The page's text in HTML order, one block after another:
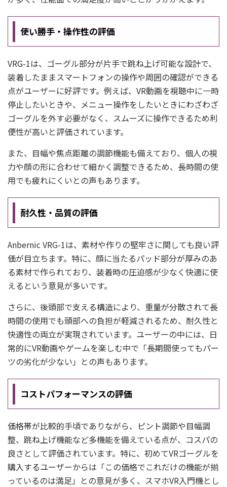
使い勝手・操作性の評価
VRG-1は、ゴーグル部分が片手で跳ね上げ可能な設計で、
装着したままスマートフォンの操作や周囲の確認ができる
点がユーザーに好評です。例えば、VR動画を視聴中に一時
停止したいときや、メニュー操作をしたいときにわざわざ
ゴーグルを外す必要がなく、スムーズに操作できるため利
便性が高いと評価されています。
また、目幅や焦点距離の調節機能も備えており、個人の視
力や顔の形に合わせて細かく調整できるため、長時間の使
用でも疲れにくいとの声もあります。
耐久性・品質の評価
Anbernic VRG-1は、素材や作りの堅牢さに関しても良い評
価が目立ちます。特に、顔に当たるパッド部分が厚みのあ
る素材で作られており、装着時の圧迫感が少なく快適に使
えるという意見が多いです。
さらに、後頭部で支える構造により、重量が分散されて長
時間の使用でも頭部への負担が軽減されるため、耐久性と
快適性の両立が実現されています。ユーザーの中には、日
常的にVR動画やゲームを楽しむ中で「長期間使ってもパー
ツの劣化が少ない」との声もあります。
コストパフォーマンスの評価
価格帯が比較的手頃でありながら、ピント調節や目幅調
整、跳ね上げ機能など多機能を備えている点が、コスパの
良さとして評価されています。特に、初めてVRゴーグルを
購入するユーザーからは「この価格でこれだけの機能が揃
っているのは満足」との意見が多く、スマホVR入門機とし